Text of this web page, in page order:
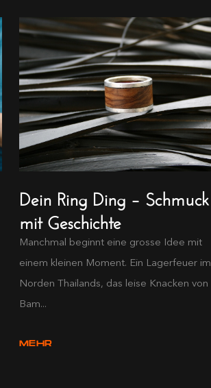
Dein Ring Ding – Schmuck
mit Geschichte
Manchmal beginnt eine grosse Idee mit
einem kleinen Moment. Ein Lagerfeuer im
Norden Thailands, das leise Knacken von
Bam...
MEHR